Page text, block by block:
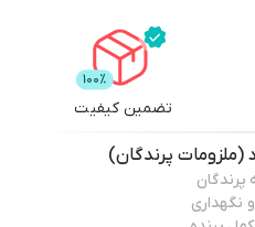
تضمین کیفیت
(ملزومات پرندگان)
پرندگان
نگهداری